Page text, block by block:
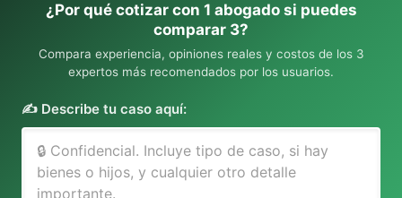
¿Por qué cotizar con 1 abogado si puedes
comparar 3?
Compara experiencia, opiniones reales y costos de los 3
expertos más recomendados por los usuarios.
✍️ Describe tu caso aquí: